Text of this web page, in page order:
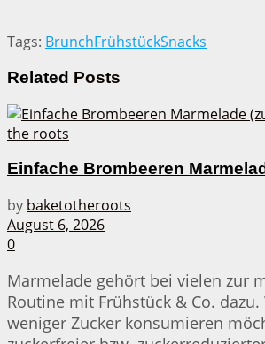
Tags: BrunchFrühstückSnacks
Related Posts
Einfache Brombeeren
by baketotheroots
August 6, 2026
0
Marmelade gehört bei vielen zur
Routine mit Frühstück & Co.
weniger Zucker konsumieren